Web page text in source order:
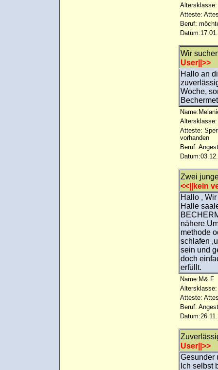
Altersklasse:
Atteste:
Beruf:
Wir
User||>>
Hallo an
Woche,
Altersklasse:
Atteste:
vorhanden
Beruf:
Zwei
<<||kein
Hallo ,
Halle
nähere
methode
schlafen
sein und
doch
erfüllt.
Name:M& F
Altersklasse:
Atteste:
Beruf:
User||>>
Gesunder
Ich selbst